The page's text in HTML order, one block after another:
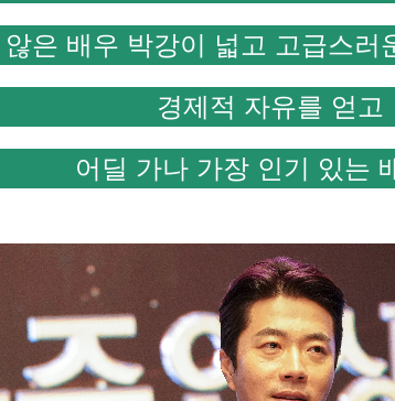
은 배우 박강이 넓고 고급스러
경제적 자유를 얻고
어딜 가나 가장 인기 있는